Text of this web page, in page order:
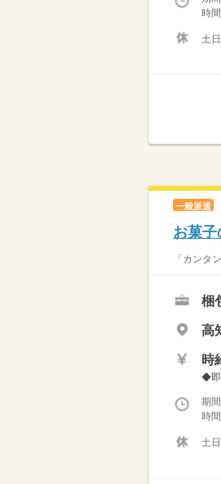
時
土
一般派遣
お菓
「カンタ
梱
高
時
◆即
期
時
土